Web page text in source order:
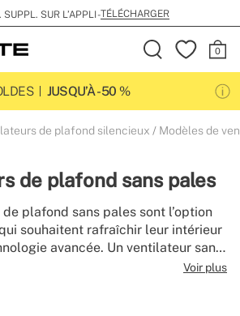
SUR L’APPLI -TÉLÉCHARGER
JUSQU’À -50 %
de plafond silencieux Modèles de
de plafond sans pales
plafond sans pales sont l’option
souhaitent rafraîchir leur intérieur
avancée. Un ventilateur sans
offre une ventilation silencieuse,
Voir plus